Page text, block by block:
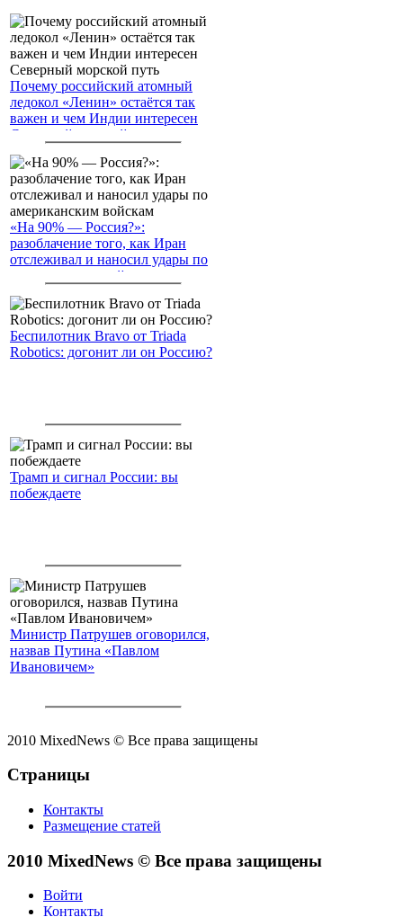
Почему российский атомный
ледокол «Ленин» остаётся так
важен и чем Индии интересен
Северный морской путь
«На 90% — Россия?»:
разоблачение того, как Иран
отслеживал и наносил удары по
американским войскам
Беспилотник Bravo от Triada
Robotics: догонит ли он Россию?
Трамп и сигнал России: вы
побеждаете
Министр Патрушев оговорился,
назвав Путина «Павлом
Ивановичем»
2010 MixedNews © Все права защищены
Страницы
Контакты
Размещение статей
2010 MixedNews © Все права защищены
Войти
Контакты